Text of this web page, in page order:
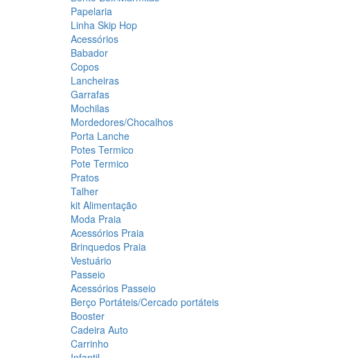
Papelaria
Linha Skip Hop
Acessórios
Babador
Copos
Lancheiras
Garrafas
Mochilas
Mordedores/Chocalhos
Porta Lanche
Potes Termico
Pote Termico
Pratos
Talher
kit Alimentação
Moda Praia
Acessórios Praia
Brinquedos Praia
Vestuário
Passeio
Acessórios Passeio
Berço Portáteis/Cercado portáteis
Booster
Cadeira Auto
Carrinho